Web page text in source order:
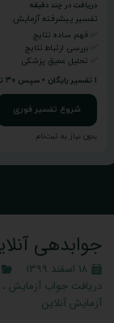
دریافت در چند دقیقه
تفسیر پیشرفته آزمایش
✅ فهم ساده نتایج
✅ بررسی ارتباط نتایج
✅ تحلیل عمیق پزشکی
۱ تفسیر رایگان • سپس ۳۰ تومان
شروع تفسیر فوری
بدون نیاز به ثبت‌نام
جوابدهی
۱۸ اسفند ۱۳۹۹
دریافت جواب آزمایش ،
آزمایش آنلاین